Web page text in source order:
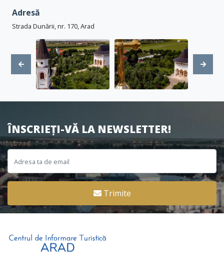
Adresă
Strada Dunării, nr. 170, Arad
ÎNSCRIEȚI-VĂ LA NEWSLETTER!
Trimite